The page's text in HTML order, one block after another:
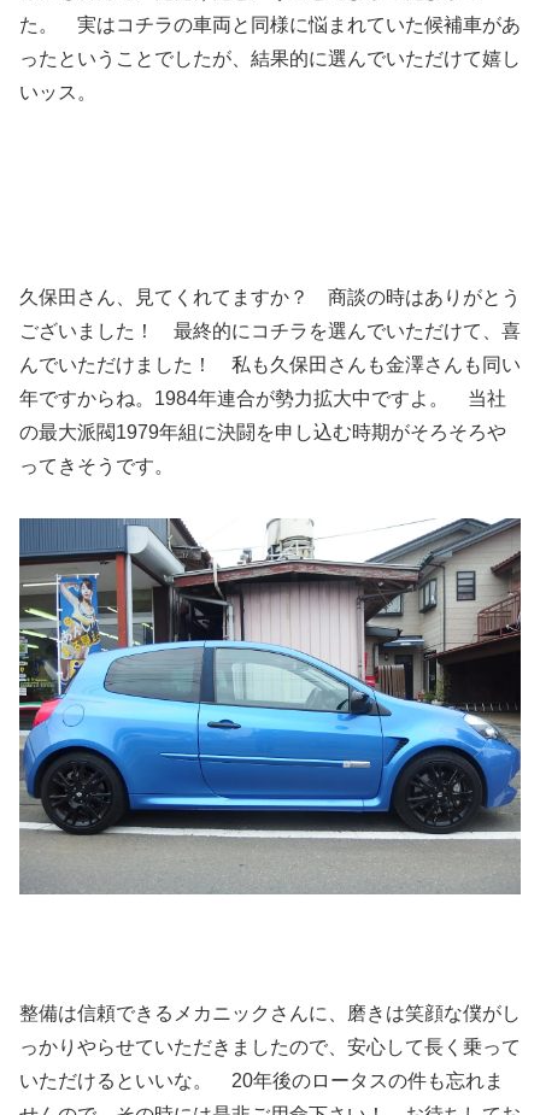
た。 実はコチラの車両と同様に悩まれていた候補車があ
ったということでしたが、結果的に選んでいただけて嬉し
いッス。
久保田さん、見てくれてますか？ 商談の時はありがとう
ございました！ 最終的にコチラを選んでいただけて、喜
んでいただけました！ 私も久保田さんも金澤さんも同い
年ですからね。1984年連合が勢力拡大中ですよ。 当社
の最大派閥1979年組に決闘を申し込む時期がそろそろや
ってきそうです。
整備は信頼できるメカニックさんに、磨きは笑顔な僕がし
っかりやらせていただきましたので、安心して長く乗って
いただけるといいな。 20年後のロータスの件も忘れま